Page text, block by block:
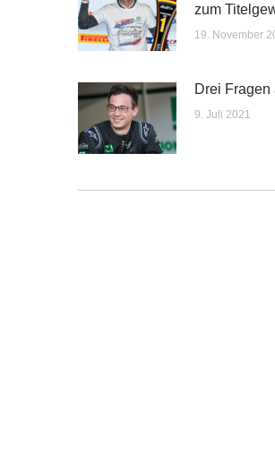
zum
19. November
Drei Fragen
9. Juli 2021